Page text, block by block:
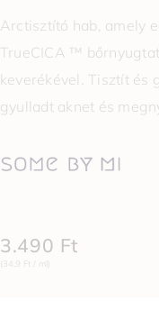
Arctisztító hab, amely
TrueCICA ™
keverékével. Tisztít és
gyulladt aknet és
3.490 Ft
(34,9 Ft / ml)